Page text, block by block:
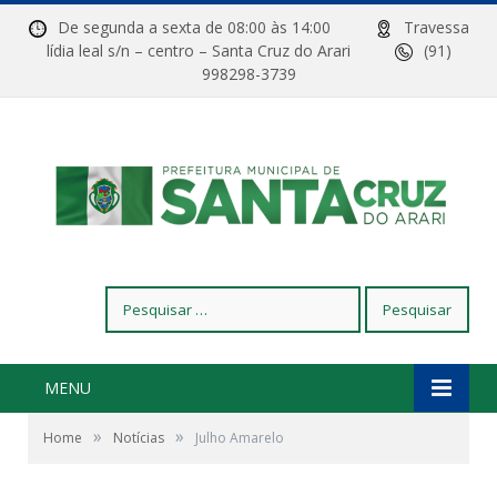
De segunda a sexta de 08:00 às 14:00
Travessa
lídia leal s/n – centro – Santa Cruz do Arari
(91)
998298-3739
por:
MENU
Home » Notícias » Julho Amarelo